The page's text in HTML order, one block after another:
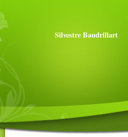
Silvestre Baudrillart